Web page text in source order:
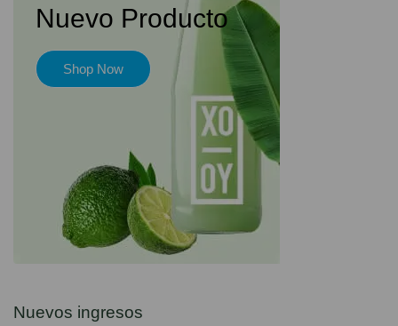
Nuevo Producto
Shop Now
Nuevos ingresos